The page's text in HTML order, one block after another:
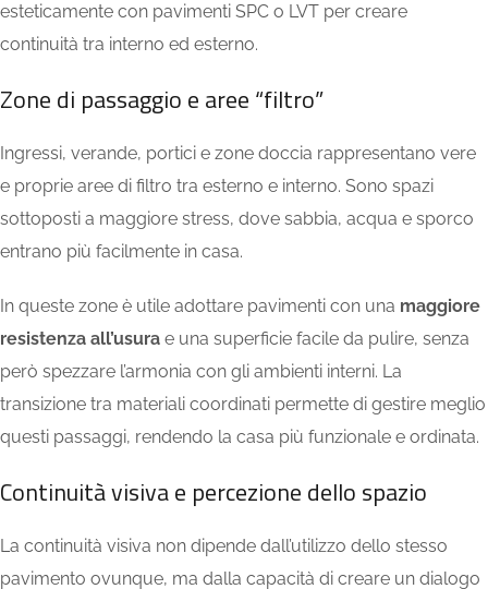
esteticamente con pavimenti SPC o LVT per creare
continuità tra interno ed esterno.
Zone di passaggio e aree “filtro”
Ingressi, verande, portici e zone doccia rappresentano vere
e proprie aree di filtro tra esterno e interno. Sono spazi
sottoposti a maggiore stress, dove sabbia, acqua e sporco
entrano più facilmente in casa.
In queste zone è utile adottare pavimenti con una maggiore
resistenza all’usura e una superficie facile da pulire, senza
però spezzare l’armonia con gli ambienti interni. La
transizione tra materiali coordinati permette di gestire meglio
questi passaggi, rendendo la casa più funzionale e ordinata.
Continuità visiva e percezione dello spazio
La continuità visiva non dipende dall’utilizzo dello stesso
pavimento ovunque, ma dalla capacità di creare un dialogo